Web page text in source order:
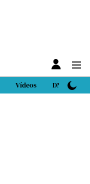
Vídeos DN Sport